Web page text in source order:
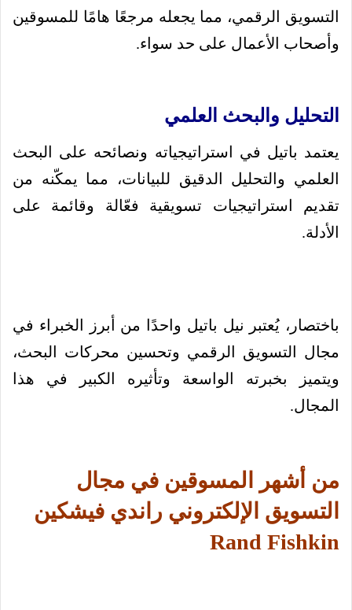
التسويق الرقمي، مما يجعله مرجعًا هامًا للمسوقين
وأصحاب الأعمال على حد سواء.
التحليل والبحث العلمي
يعتمد باتيل في استراتيجياته ونصائحه على البحث
العلمي والتحليل الدقيق للبيانات، مما يمكّنه من
تقديم استراتيجيات تسويقية فعّالة وقائمة على
الأدلة.
باختصار، يُعتبر نيل باتيل واحدًا من أبرز الخبراء في
مجال التسويق الرقمي وتحسين محركات البحث،
ويتميز بخبرته الواسعة وتأثيره الكبير في هذا
المجال.
من أشهر المسوقين في مجال
التسويق الإلكتروني راندي فيشكين
Rand Fishkin